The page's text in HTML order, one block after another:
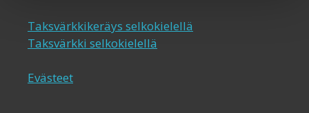
Taksvärkkikeräys selkokielellä
Taksvärkki selkokielellä
Evästeet